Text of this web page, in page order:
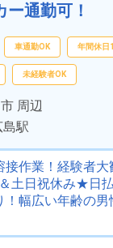
通勤可！
車通勤OK 年間休日
未経験者OK
周辺
駅
接作業！経験者
土日祝休み★日
！幅広い年齢の